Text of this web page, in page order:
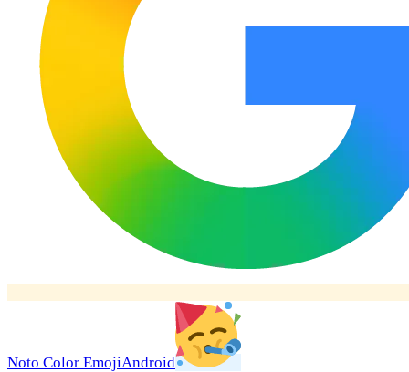
Noto Color EmojiAndroid